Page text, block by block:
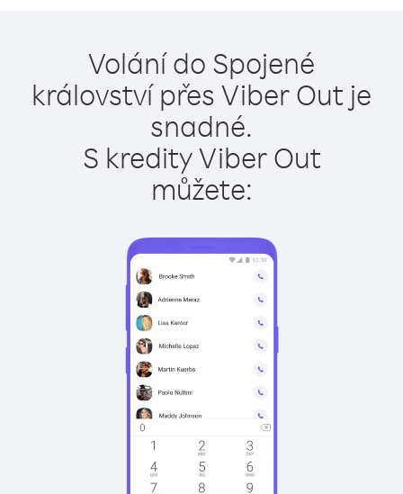
Volání do Spojené
království přes Viber Out je
snadné.
S kredity Viber Out
můžete: